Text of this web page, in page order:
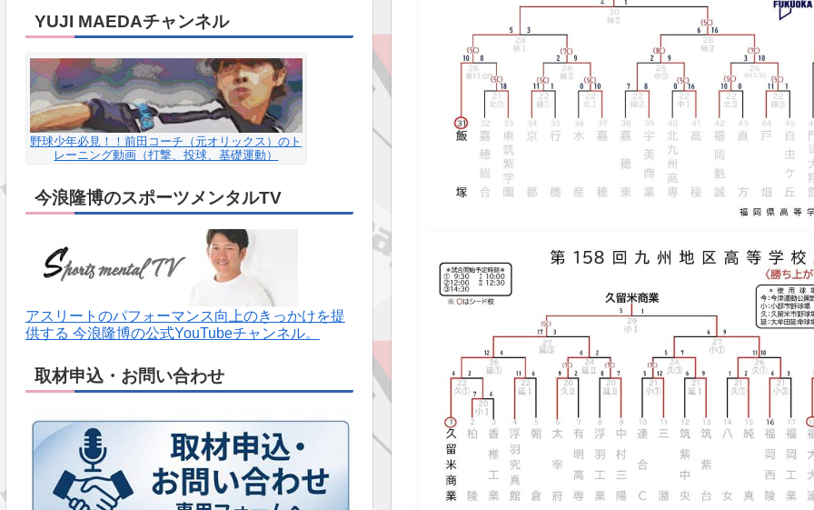
YUJI MAEDAチャンネル
野球少年必見！！前田コーチ（元オリックス）のト
レーニング動画（打撃、投球、基礎運動）
今浪隆博のスポーツメンタルTV
アスリートのパフォーマンス向上のきっかけを提
供する 今浪隆博の公式YouTubeチャンネル。
取材申込・お問い合わせ